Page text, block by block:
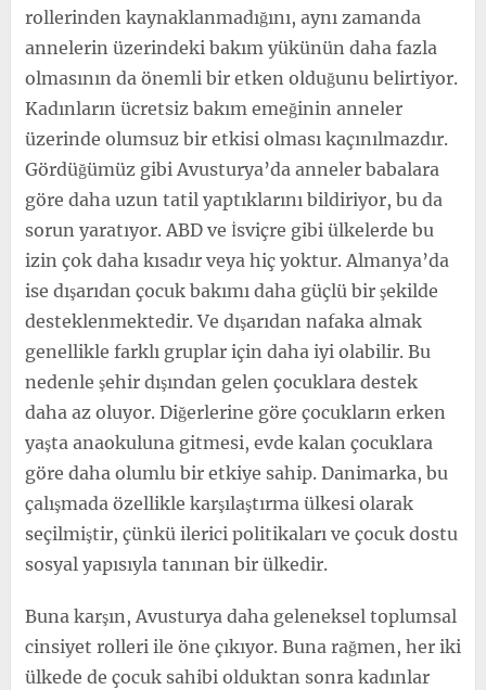
rollerinden kaynaklanmadığını, aynı zamanda
annelerin üzerindeki bakım yükünün daha fazla
olmasının da önemli bir etken olduğunu belirtiyor.
Kadınların ücretsiz bakım emeğinin anneler
üzerinde olumsuz bir etkisi olması kaçınılmazdır.
Gördüğümüz gibi Avusturya’da anneler babalara
göre daha uzun tatil yaptıklarını bildiriyor, bu da
sorun yaratıyor. ABD ve İsviçre gibi ülkelerde bu
izin çok daha kısadır veya hiç yoktur. Almanya’da
ise dışarıdan çocuk bakımı daha güçlü bir şekilde
desteklenmektedir. Ve dışarıdan nafaka almak
genellikle farklı gruplar için daha iyi olabilir. Bu
nedenle şehir dışından gelen çocuklara destek
daha az oluyor. Diğerlerine göre çocukların erken
yaşta anaokuluna gitmesi, evde kalan çocuklara
göre daha olumlu bir etkiye sahip. Danimarka, bu
çalışmada özellikle karşılaştırma ülkesi olarak
seçilmiştir, çünkü ilerici politikaları ve çocuk dostu
sosyal yapısıyla tanınan bir ülkedir.
Buna karşın, Avusturya daha geleneksel toplumsal
cinsiyet rolleri ile öne çıkıyor. Buna rağmen, her iki
ülkede de çocuk sahibi olduktan sonra kadınlar